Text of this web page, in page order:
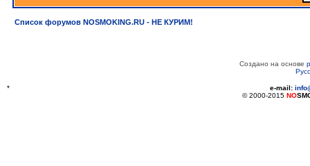
Список форумов NOSMOKING.RU - НЕ КУРИМ!
Создано на основе
* e-mail:
© 2000-2015 NO